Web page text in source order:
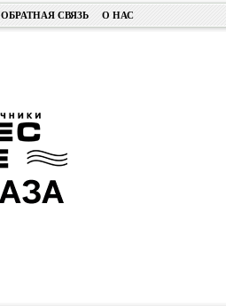
ОБРАТНАЯ СВЯЗЬ О НАС